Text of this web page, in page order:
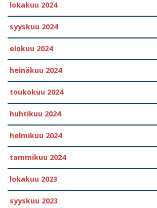
lokakuu 2024
syyskuu 2024
elokuu 2024
heinäkuu 2024
toukokuu 2024
huhtikuu 2024
helmikuu 2024
tammikuu 2024
lokakuu 2023
syyskuu 2023